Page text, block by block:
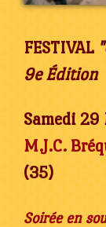
FESTIVAL
9e Édition
Samedi
M.J.C.
(35)
Soirée en